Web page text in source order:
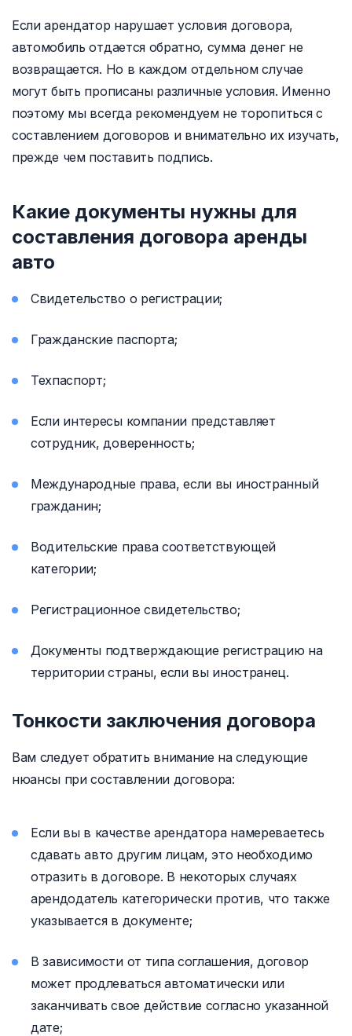
Если арендатор нарушает условия договора,
автомобиль отдается обратно, сумма денег не
возвращается. Но в каждом отдельном случае
могут быть прописаны различные условия. Именно
поэтому мы всегда рекомендуем не торопиться с
составлением договоров и внимательно их изучать,
прежде чем поставить подпись.
Какие документы нужны для
составления договора аренды
авто
Свидетельство о регистрации;
Гражданские паспорта;
Техпаспорт;
Если интересы компании представляет
сотрудник, доверенность;
Международные права, если вы иностранный
гражданин;
Водительские права соответствующей
категории;
Регистрационное свидетельство;
Документы подтверждающие регистрацию на
территории страны, если вы иностранец.
Тонкости заключения договора
Вам следует обратить внимание на следующие
нюансы при составлении договора:
Если вы в качестве арендатора намереваетесь
сдавать авто другим лицам, это необходимо
отразить в договоре. В некоторых случаях
арендодатель категорически против, что также
указывается в документе;
В зависимости от типа соглашения, договор
может продлеваться автоматически или
заканчивать свое действие согласно указанной
дате;